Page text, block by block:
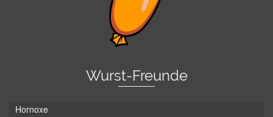
Wurst-Freunde
Hornoxe